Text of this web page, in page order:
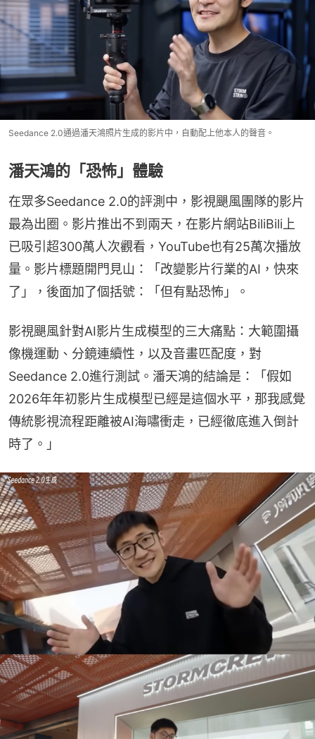
Seedance 2.0通過潘天鴻照片生成的影片中，自動配上他本人的聲音。
潘天鴻的「恐怖」體驗
在眾多Seedance 2.0的評測中，影視颶風團隊的影片
最為出圈。影片推出不到兩天，在影片網站BiliBili上
已吸引超300萬人次觀看，YouTube也有25萬次播放
量。影片標題開門見山：「改變影片行業的AI，快來
了」，後面加了個括號：「但有點恐怖」。
影視颶風針對AI影片生成模型的三大痛點：大範圍攝
像機運動、分鏡連續性，以及音畫匹配度，對
Seedance 2.0進行測試。潘天鴻的結論是：「假如
2026年年初影片生成模型已經是這個水平，那我感覺
傳統影視流程距離被AI海嘯衝走，已經徹底進入倒計
時了。」